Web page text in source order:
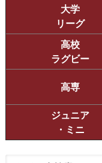
大学
リーグ
高校
ラグビー
高専
ジュニア
・ミニ